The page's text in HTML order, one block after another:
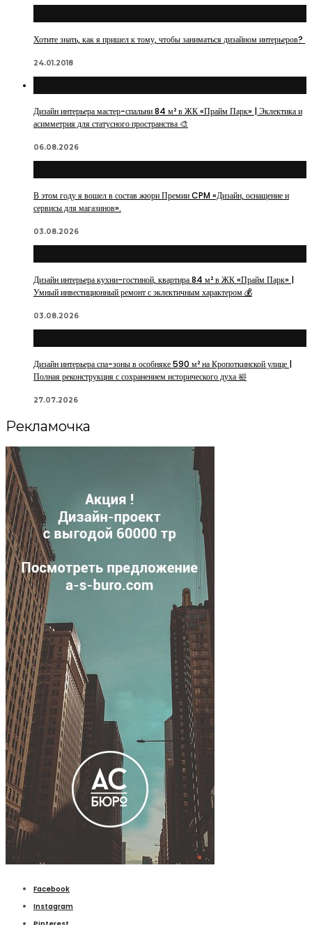
Хотите знать, как я пришел к тому, чтобы заниматься дизайном интерьеров?
24.01.2018
Дизайн интерьера мастер-спальни 84 м² в ЖК «Прайм Парк» | Эклектика и
асимметрия для статусного пространства 🎨
06.08.2026
В этом году я вошел в состав жюри Премии CPM «Дизайн, оснащение и
сервисы для магазинов».
03.08.2026
Дизайн интерьера кухни-гостиной, квартира 84 м² в ЖК «Прайм Парк» |
Умный инвестиционный ремонт с эклектичным характером 💰
03.08.2026
Дизайн интерьера спа-зоны в особняке 590 м² на Кропоткинской улице |
Полная реконструкция с сохранением исторического духа 🛀
27.07.2026
Рекламочка
Facebook
Instagram